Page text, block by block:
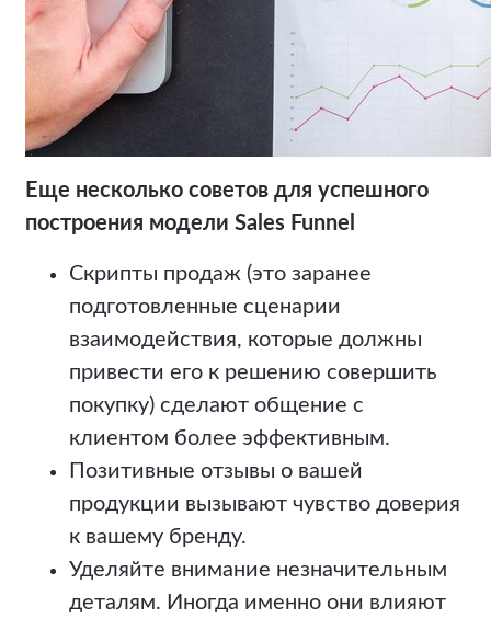
Еще несколько советов для успешного
построения модели Sales Funnel
Cкрипты продаж (это заранее
подготовленные сценарии
взаимодействия, которые должны
привести его к решению совершить
покупку) сделают общение с
клиентом более эффективным.
Позитивные отзывы о вашей
продукции вызывают чувство доверия
к вашему бренду.
Уделяйте внимание незначительным
деталям. Иногда именно они влияют